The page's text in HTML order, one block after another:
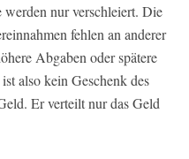
nur verschleiert. Die
fehlen an anderer
Abgaben oder spätere
also kein Geschenk des
Er verteilt nur das Geld